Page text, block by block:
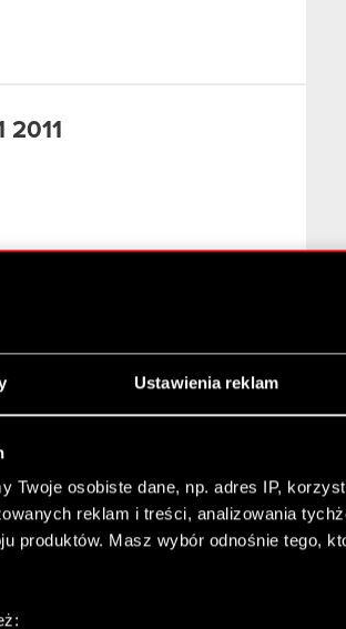
Ustawienia reklam
Twoje osobiste dane, np. adres IP,
reklam i treści, analizowania
produktów. Masz wybór odnośnie tego,
r.
za 1 kw. 2011 r.
oraz rzetelności